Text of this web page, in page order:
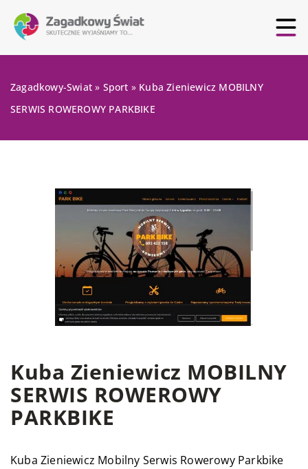
Zagadkowy-Swiat » Sport » Kuba Zieniewicz MOBILNY
SERWIS ROWEROWY PARKBIKE
Kuba Zieniewicz MOBILNY
SERWIS ROWEROWY
PARKBIKE
Kuba Zieniewicz Mobilny Serwis Rowerowy Parkbike